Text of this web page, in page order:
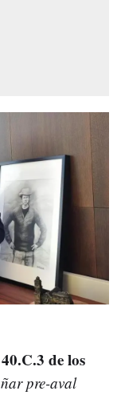
de los
pre-aval